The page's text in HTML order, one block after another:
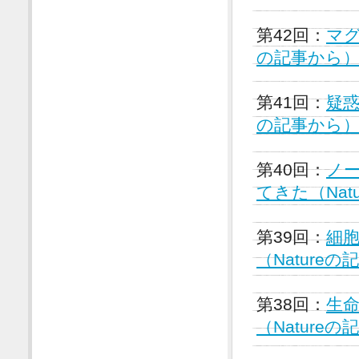
第42回：マ
の記事から）
第41回：疑
の記事から）
第40回：ノ
てきた（
第39回：細
（Natureの
第38回： 生
（Natureの